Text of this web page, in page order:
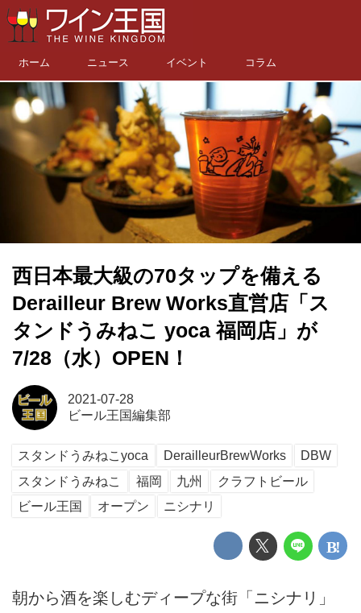
ホーム ニュース イベント コラム
西日本最大級の70タップを備える
Derailleur Brew Works直営店「ス
タンドうみねこ yoca 福岡店」が
7/28（水）OPEN！
2021-07-28
ビール王国編集部
スタンドうみねこyoca DerailleurBrewWorks
DBW
スタンドうみねこ
福岡 九州
クラフトビール
ビール王国
オープン ニシナリ
朝から酒を楽しむディープな街「ニシナリ」